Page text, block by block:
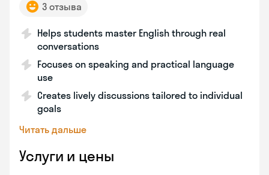
3 отзыва
Helps students master English through real
conversations
Focuses on speaking and practical language
use
Creates lively discussions tailored to individual
goals
Читать дальше
Услуги и цены